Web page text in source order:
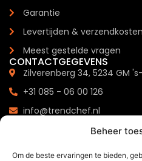
Beheer
Om de beste ervaringen te bieden,
Garantie
Levertijden & verzendkosten
Meest gestelde vragen
CONTACTGEGEVENS
Zilverenberg 34, 5234 GM
+31 085 - 06 00 126
info@trendchef.nl
WHATSAPP BUSINESS